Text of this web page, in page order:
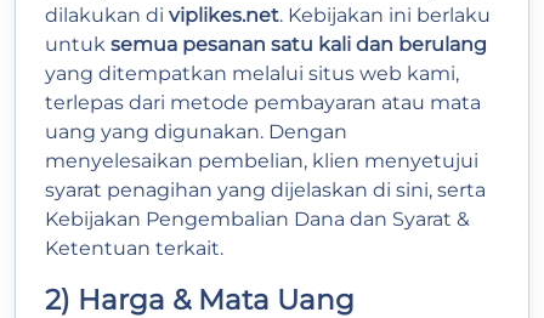
dilakukan di viplikes.net. Kebijakan ini berlaku
untuk semua pesanan satu kali dan berulang
yang ditempatkan melalui situs web kami,
terlepas dari metode pembayaran atau mata
uang yang digunakan. Dengan
menyelesaikan pembelian, klien menyetujui
syarat penagihan yang dijelaskan di sini, serta
Kebijakan Pengembalian Dana dan Syarat &
Ketentuan terkait.
2) Harga & Mata Uang